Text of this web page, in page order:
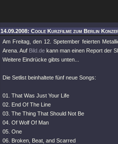
14.09.2008: Coole Kurzfilme zum Berlin
Am Freitag, den 12. Spetember feierten
Arena. Auf Bild.de kann man einen Report der
Weitere Eindrücke gibts unten...
Die Setlist beinhaltete fünf neue Songs:
01. That Was Just Your Life
02. End Of The Line
03. The Thing That Should Not Be
04. Of Wolf Of Man
05. One
06. Broken, Beat, and Scarred